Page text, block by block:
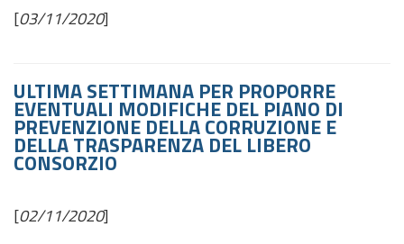
[03/11/2020]
ULTIMA SETTIMANA PER PROPORRE
EVENTUALI MODIFICHE DEL PIANO DI
PREVENZIONE DELLA CORRUZIONE E
DELLA TRASPARENZA DEL LIBERO
CONSORZIO
[02/11/2020]